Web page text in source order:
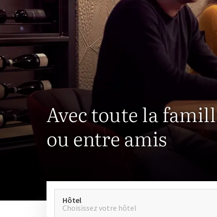
Avec toute la
ou entre amis
Hôtel
Choisissez votre hôtel